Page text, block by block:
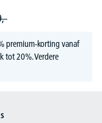
premium-korting vanaf
tot 20%.Verdere